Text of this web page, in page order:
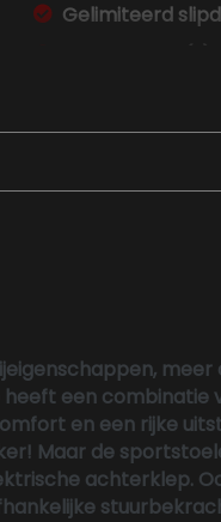
Gelimiteerd
Keyless start
Zwarte (glans)
heeft een
en een rijke
Maar de
achterklep.